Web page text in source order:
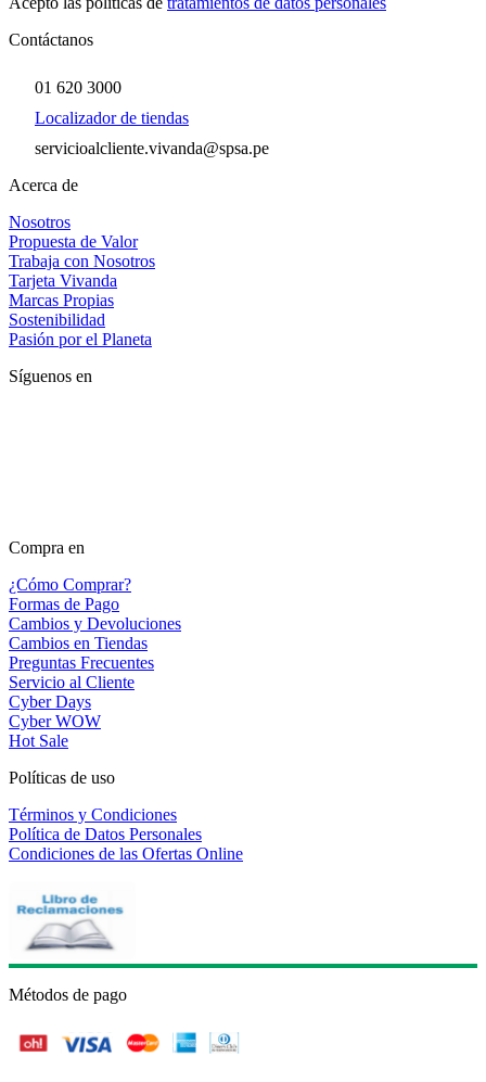
Contáctanos
01 620 3000
Localizador de tiendas
servicioalcliente.vivanda@spsa.pe
Acerca de
Nosotros
Propuesta de Valor
Trabaja con Nosotros
Tarjeta Vivanda
Marcas Propias
Sostenibilidad
Pasión por el Planeta
Síguenos en
Compra en
¿Cómo Comprar?
Formas de Pago
Cambios y Devoluciones
Cambios en Tiendas
Preguntas Frecuentes
Servicio al Cliente
Cyber Days
Cyber WOW
Hot Sale
Políticas de uso
Términos y Condiciones
Política de Datos Personales
Condiciones de las Ofertas Online
Métodos de pago